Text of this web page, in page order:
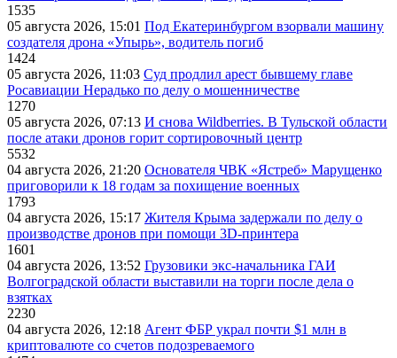
1535
05 августа 2026, 15:01 Под Екатеринбургом взорвали машину
создателя дрона «Упырь», водитель погиб
1424
05 августа 2026, 11:03 Суд продлил арест бывшему главе
Росавиации Нерадько по делу о мошенничестве
1270
05 августа 2026, 07:13 И снова Wildberries. В Тульской области
после атаки дронов горит сортировочный центр
5532
04 августа 2026, 21:20 Основателя ЧВК «Ястреб» Марущенко
приговорили к 18 годам за похищение военных
1793
04 августа 2026, 15:17 Жителя Крыма задержали по делу о
производстве дронов при помощи 3D‑принтера
1601
04 августа 2026, 13:52 Грузовики экс-начальника ГАИ
Волгоградской области выставили на торги после дела о
взятках
2230
04 августа 2026, 12:18 Агент ФБР украл почти $1 млн в
криптовалюте со счетов подозреваемого